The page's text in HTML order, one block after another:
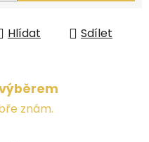
Hlídat Sdílet
znám.